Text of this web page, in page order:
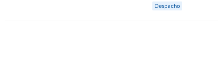
Despacho